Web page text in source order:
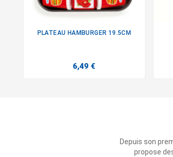
PLATEAU HAMBURGER 19.5CM
6,49 €
Depuis son
propose